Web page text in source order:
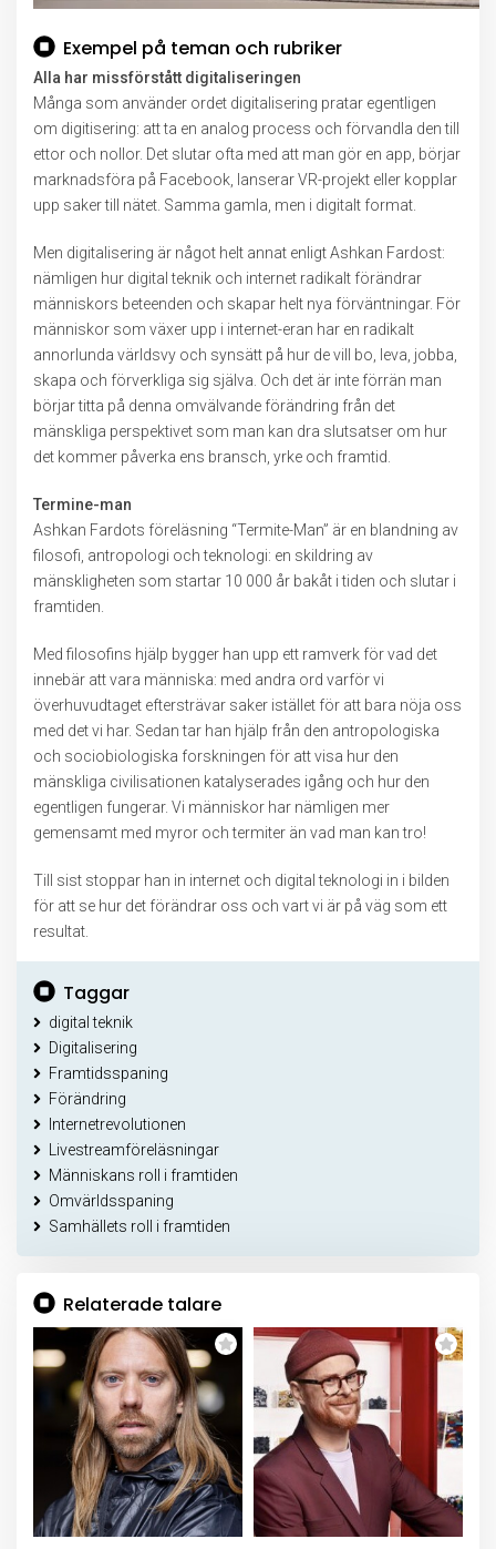
Exempel på teman och rubriker
Alla har missförstått digitaliseringen
Många som använder ordet digitalisering pratar egentligen
om digitisering: att ta en analog process och förvandla den till
ettor och nollor. Det slutar ofta med att man gör en app, börjar
marknadsföra på Facebook, lanserar VR-projekt eller kopplar
upp saker till nätet. Samma gamla, men i digitalt format.
Men digitalisering är något helt annat enligt Ashkan Fardost:
nämligen hur digital teknik och internet radikalt förändrar
människors beteenden och skapar helt nya förväntningar. För
människor som växer upp i internet-eran har en radikalt
annorlunda världsvy och synsätt på hur de vill bo, leva, jobba,
skapa och förverkliga sig själva. Och det är inte förrän man
börjar titta på denna omvälvande förändring från det
mänskliga perspektivet som man kan dra slutsatser om hur
det kommer påverka ens bransch, yrke och framtid.
Termine-man
Ashkan Fardots föreläsning “Termite-Man” är en blandning av
filosofi, antropologi och teknologi: en skildring av
mänskligheten som startar 10 000 år bakåt i tiden och slutar i
framtiden.
Med filosofins hjälp bygger han upp ett ramverk för vad det
innebär att vara människa: med andra ord varför vi
överhuvudtaget eftersträvar saker istället för att bara nöja oss
med det vi har. Sedan tar han hjälp från den antropologiska
och sociobiologiska forskningen för att visa hur den
mänskliga civilisationen katalyserades igång och hur den
egentligen fungerar. Vi människor har nämligen mer
gemensamt med myror och termiter än vad man kan tro!
Till sist stoppar han in internet och digital teknologi in i bilden
för att se hur det förändrar oss och vart vi är på väg som ett
resultat.
Taggar
digital teknik
Digitalisering
Framtidsspaning
Förändring
Internetrevolutionen
Livestreamföreläsningar
Människans roll i framtiden
Omvärldsspaning
Samhällets roll i framtiden
Relaterade talare